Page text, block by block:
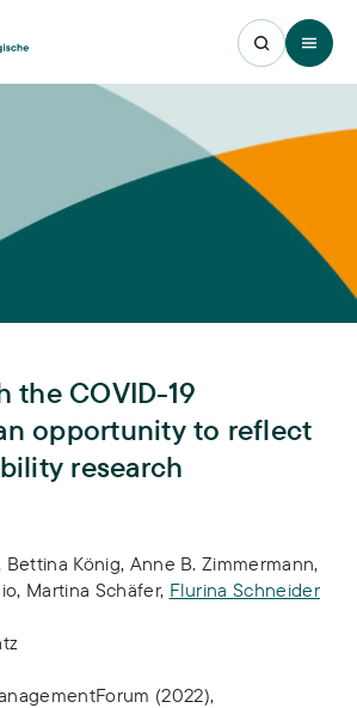
Open
the COVID-19
opportunity to reflect
research
Infos
Bettina König, Anne B. Zimmermann,
, Martina Schäfer, Flurina Schneider
(2022),